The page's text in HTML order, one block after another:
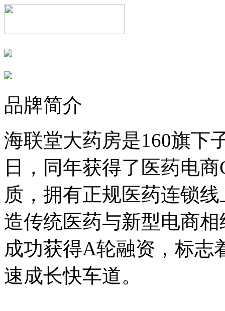
品牌简介
海联堂大药房是160旗下
日，同年获得了医药电
质，拥有正规医药连锁
造传统医药与新型电商
成功获得A轮融资，标志
速成长快车道。